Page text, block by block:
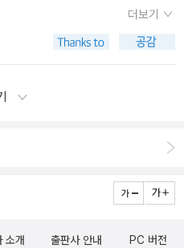
점 그들 안의 상처를 본다. 그
고, 더 많은 상처를 보듬어주고,
입은 주인공들을 이해하기에는 역부족이다.
있는 책들은 있을까 살펴봤는
들은 거의 없네요.집 문제가 해
럽게 책을 좀 읽어봐야겠어요.
하는 것 같아 요새 좀 걱정이에
카롭게 집어냅니다./ neokuduk
사와 스폰서, 묻어버린 진실
음과 MBC PD수첩 등등 이슈
과 최근 나온 정용재 [검사와 스
스'지식e'시리즈 어떤가요? 우
죠. / 허남진 ‎<한국소설, 오늘을
올 만한, 나올 법한 책들만 몇
한 채 이번주에는 책에 대한
기저기 둘러보다가 손에 든 책
우스, 2007)이다.그의 다른
님이 생각나는군), 지난 7월에
랜덤하우스코리아, 2006)를작
권씩은 사는 셈이다.비록 277쪽
만 10,000원의 정가도 왠지 저
더보기
소개 출판사 안내 PC 버전